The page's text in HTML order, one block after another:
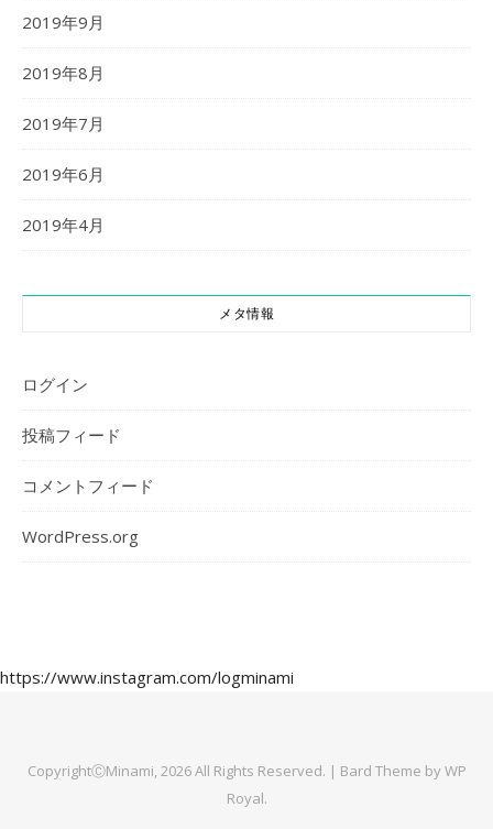
2019年9月
2019年8月
2019年7月
2019年6月
2019年4月
メタ情報
ログイン
投稿フィード
コメントフィード
WordPress.org
https://www.instagram.com/logminami
CopyrightⒸMinami, 2026 All Rights Reserved. | Bard Theme byWP
Royal.